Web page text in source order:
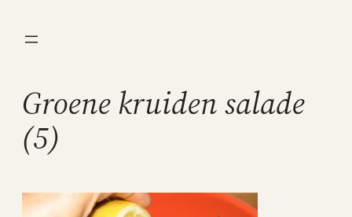
naar
Groene kruiden salade
(5)